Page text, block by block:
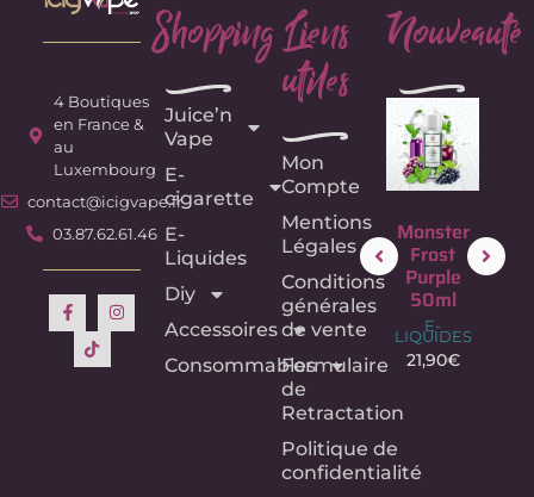
4 Boutiques
en France &
au
Luxembourg
contact@icigvape.fr
03.87.62.61.46
Shopping
e
Juice’n
Vape
E-
cigarette
E-
Liquides
Diy
Accessoires
Consommables
Liens
utiles
e
Mon
Compte
Mentions
Légales
Conditions
générales
de vente
Formulaire
de
Retractation
Politique de
confidentialité
Nouveauté
e
Dragon –
Crazy
Labs –
LIQUIDES
Monster
Frost
Purple
50ml
E-
LIQUIDES
21,90€
Monster
Frost Blue
50ml
E-
21,90€